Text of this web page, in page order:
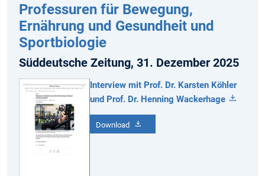
Professuren für Bewegung,
Ernährung und Gesundheit und
Sportbiologie
Süddeutsche Zeitung, 31. Dezember 2025
Interview mit Prof. Dr. Karsten Köhler
und Prof. Dr. Henning Wackerhage
Download